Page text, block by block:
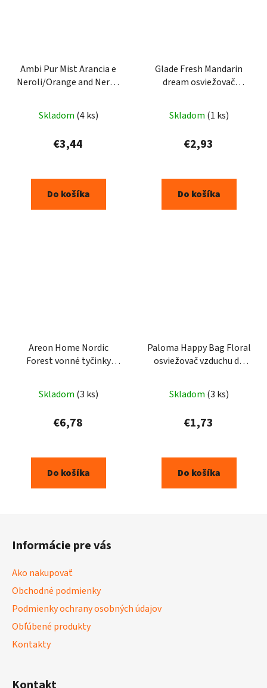
Ambi Pur Mist Arancia e
Neroli/Orange and Neroli
185ml
Skladom (4 ks)
€3,44
Do košíka
Glade Fresh Mandarin
dream osviežovač
Skladom (1 ks)
€2,93
Do košíka
Areon Home Nordic
Forest vonné tyčinky
Skladom (3 ks)
€6,78
Do košíka
Paloma Happy Bag Floral
osviežovač vzduchu do
Skladom (3 ks)
€1,73
Do košíka
Informácie pre vás
Ako nakupovať
Obchodné podmienky
Podmienky ochrany osobných údajov
Obľúbené produkty
Kontakty